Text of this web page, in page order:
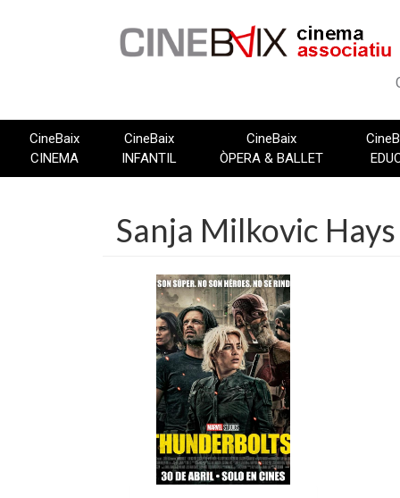
CineBaix
CINEMA
CineBaix
INFANTIL
CineBaix
ÒPERA & BALLET
Sanja Milkovic Hays